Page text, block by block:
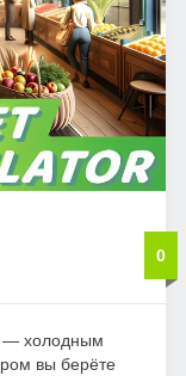
0
— холодным
вы берёте